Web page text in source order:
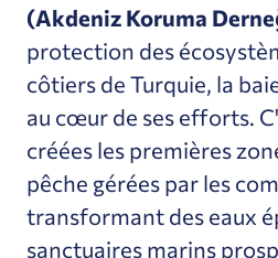
(Akdeniz Koruma
protection des
côtiers de Turquie, la
au cœur de ses efforts.
créées les premières
pêche gérées par les
transformant des eaux
sanctuaires marins